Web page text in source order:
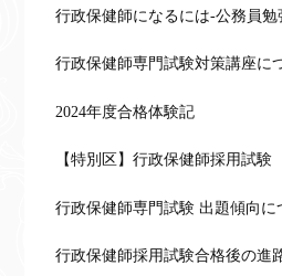
行政保健師になるには-公務員勉
行政保健師専門試験対策講座に
2024年度合格体験記
【特別区】行政保健師採用試験
行政保健師専門試験 出題傾向に
行政保健師採用試験合格後の進